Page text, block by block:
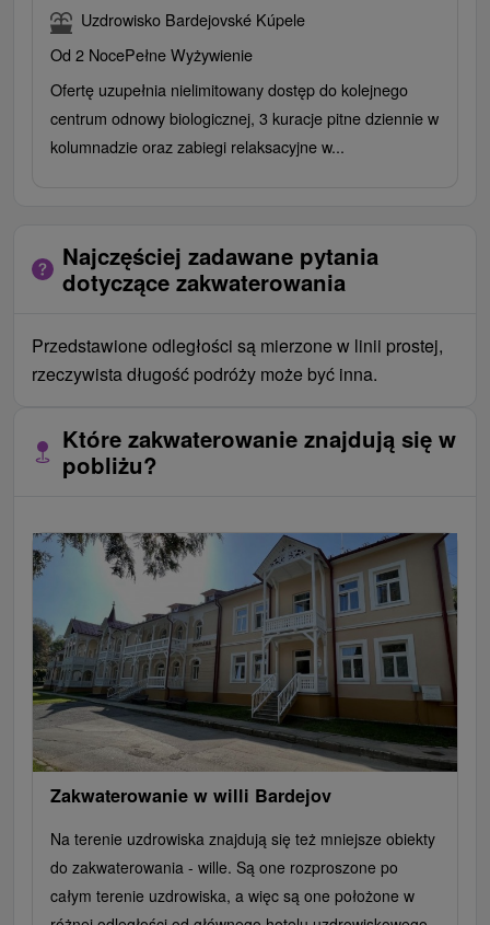
Uzdrowisko Bardejovské Kúpele
Od 2 NocePełne Wyżywienie
Ofertę uzupełnia nielimitowany dostęp do kolejnego
centrum odnowy biologicznej, 3 kuracje pitne dziennie w
kolumnadzie oraz zabiegi relaksacyjne w...
Najczęściej zadawane pytania
dotyczące zakwaterowania
Przedstawione odległości są mierzone w linii prostej,
rzeczywista długość podróży może być inna.
Które zakwaterowanie znajdują się w
pobliżu?
Zakwaterowanie w willi Bardejov
Na terenie uzdrowiska znajdują się też mniejsze obiekty
do zakwaterowania - wille. Są one rozproszone po
całym terenie uzdrowiska, a więc są one położone w